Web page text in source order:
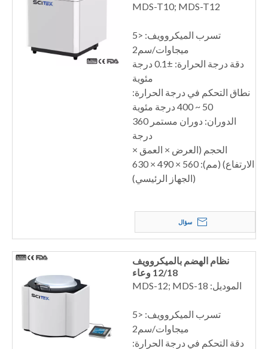
MDS-T10; MDS-T12
تسرب الميكروويف: <5
ميجاوات/سم2
دقة درجة الحرارة: ±0.1 درجة
مئوية
نطاق التحكم في درجة الحرارة:
50 ~ 400 درجة مئوية
الدوران: دوران مستمر 360
درجة
الحجم (العرض × العمق ×
الارتفاع) (مم): 560 × 490 × 630
(الجهاز الرئيسي)
سؤال
نظام الهضم بالميكروويف
12/18 وعاء
الموديل: MDS-12; MDS-18
تسرب الميكروويف: <5
ميجاوات/سم2
دقة التحكم في درجة الحرارة: